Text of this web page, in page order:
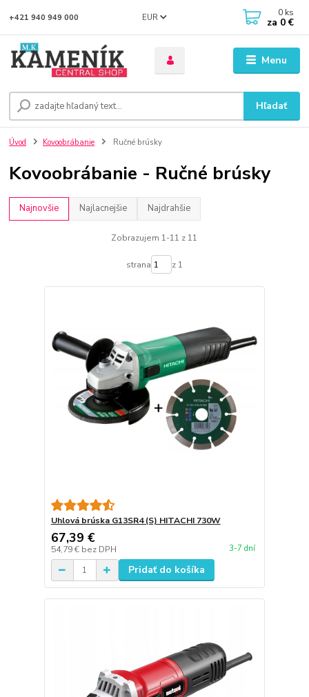
Menu
EUR
Hľadať
+421 940 949 000 0 ks
za 0 €
Úvod Kovoobrábanie Ručné brúsky
Kovoobrábanie - Ručné brúsky
Najnovšie Najlacnejšie Najdrahšie
Zobrazujem 1-11 z 11
strana z 1
Uhlová brúska G13SR4 (S) HITACHI 730W
67,39 €
54,79 € bez DPH 3-7 dní
Pridať do košíka